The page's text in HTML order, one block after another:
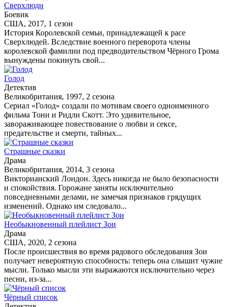
Сверхлюди
Боевик
США, 2017, 1 сезон
История Королевской семьи, принадлежащей к расе
Сверхлюдей. Вследствие военного переворота члены
королевской фамилии под предводительством Чёрного Грома
вынуждены покинуть свой...
Голод
Детектив
Великобритания, 1997, 2 сезона
Сериал «Голод» создали по мотивам своего одноименного
фильма Тони и Ридли Скотт. Это удивительное,
завораживающее повествование о любви и сексе,
предательстве и смерти, тайных...
Страшные сказки
Драма
Великобритания, 2014, 3 сезона
Викторианский Лондон. Здесь никогда не было безопасности
и спокойствия. Горожане заняты исключительно
повседневными делами, не замечая признаков грядущих
изменений. Однако им следовало...
Необыкновенный плейлист Зои
Драма
США, 2020, 2 сезона
После происшествия во время рядового обследования Зои
получает невероятную способность: теперь она слышит чужие
мысли. Только мысли эти выражаются исключительно через
песни, из-за...
Чёрный список